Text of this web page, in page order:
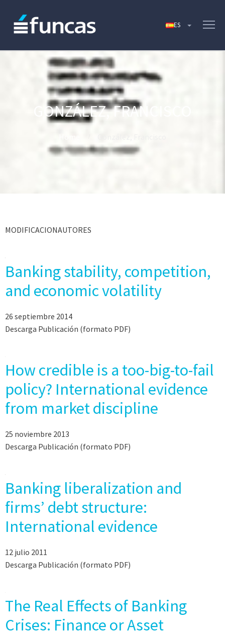
GONZÁLEZ, FRANCISCO
MODIFICACIONAUTORES
Banking stability, competition,
and economic volatility
26 septiembre 2014
Descarga Publicación (formato PDF)
How credible is a too-big-to-fail
policy? International evidence
from market discipline
25 noviembre 2013
Descarga Publicación (formato PDF)
Banking liberalization and
firms’ debt structure:
International evidence
12 julio 2011
Descarga Publicación (formato PDF)
The Real Effects of Banking
Crises: Finance or Asset